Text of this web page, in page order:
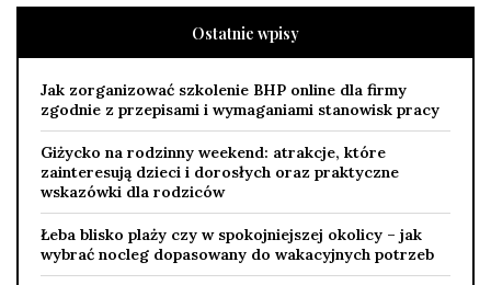
Ostatnie wpisy
Jak zorganizować szkolenie BHP online dla firmy
zgodnie z przepisami i wymaganiami stanowisk pracy
Giżycko na rodzinny weekend: atrakcje, które
zainteresują dzieci i dorosłych oraz praktyczne
wskazówki dla rodziców
Łeba blisko plaży czy w spokojniejszej okolicy – jak
wybrać nocleg dopasowany do wakacyjnych potrzeb